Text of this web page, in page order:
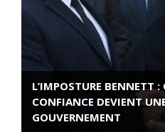
L’IMPOSTURE BENNETT
CONFIANCE DEVIENT
GOUVERNEMENT